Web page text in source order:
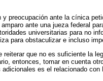
preocupación ante la cínica
ante una jueza federal
universitarias para no
para obstaculizar e incluso
reiterar que no es suficiente la
entonces, tomar en cuenta
es el relacionado